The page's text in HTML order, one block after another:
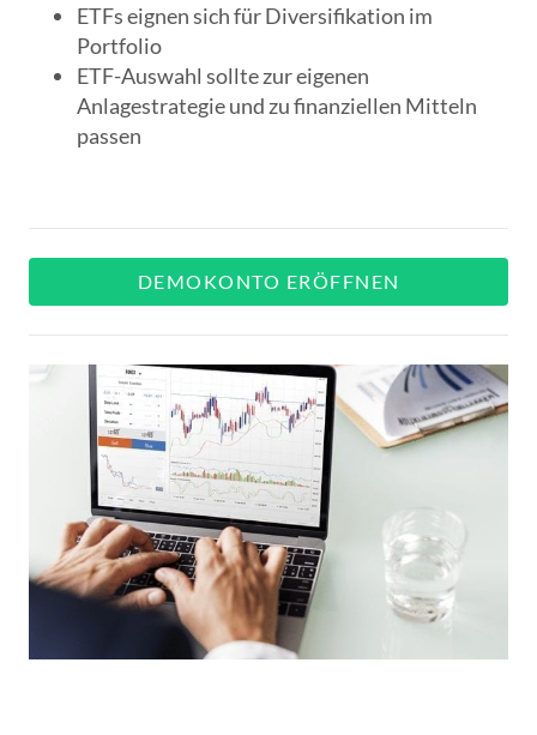
ETFs eignen sich für Diversifikation im
Portfolio
ETF-Auswahl sollte zur eigenen
Anlagestrategie und zu finanziellen Mitteln
passen
DEMOKONTO ERÖFFNEN